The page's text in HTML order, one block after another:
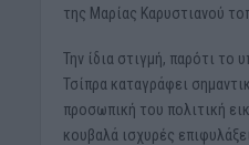
της Μαρίας Καρυστιανού
Την ίδια στιγμή, παρότι το
Τσίπρα καταγράφει
προσωπική του πολιτική
κουβαλά ισχυρές